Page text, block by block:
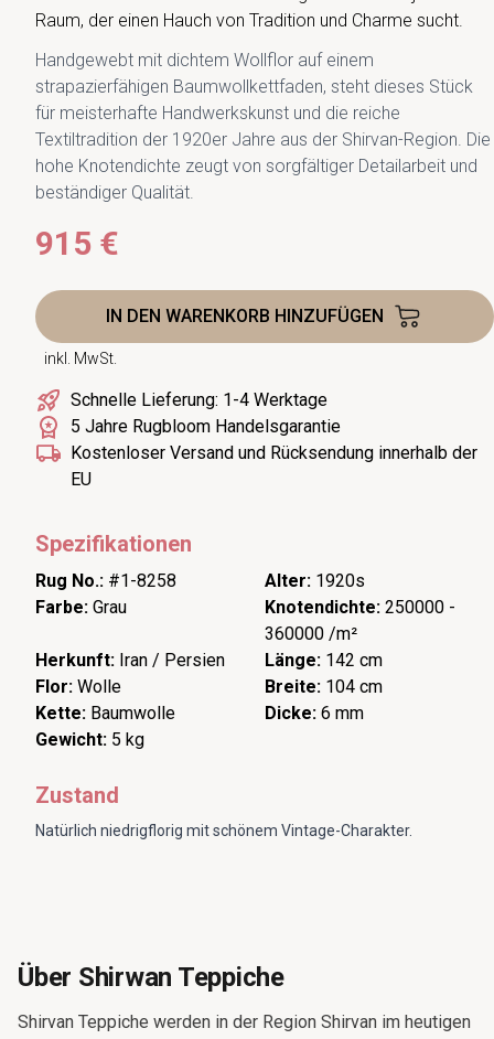
Raum, der einen Hauch von Tradition und Charme sucht.
Handgewebt mit dichtem Wollflor auf einem
strapazierfähigen Baumwollkettfaden, steht dieses Stück
für meisterhafte Handwerkskunst und die reiche
Textiltradition der 1920er Jahre aus der Shirvan-Region. Die
hohe Knotendichte zeugt von sorgfältiger Detailarbeit und
beständiger Qualität.
915 €
IN DEN WARENKORB HINZUFÜGEN
inkl. MwSt.
Schnelle Lieferung: 1-4 Werktage
5 Jahre Rugbloom Handelsgarantie
Kostenloser Versand und Rücksendung innerhalb der
EU
Spezifikationen
Rug No.: #1-8258 Alter: 1920s
Farbe: Grau Knotendichte: 250000 -
360000 /m²
Herkunft: Iran / Persien Länge: 142 cm
Flor: Wolle Breite: 104 cm
Kette: Baumwolle Dicke: 6 mm
Gewicht: 5 kg
Zustand
Natürlich niedrigflorig mit schönem Vintage-Charakter.
Über Shirwan Teppiche
Shirvan Teppiche werden in der Region Shirvan im heutigen